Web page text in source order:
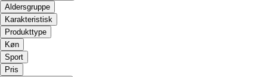
Aldersgruppe
Karakteristisk
Produkttype
Køn
Sport
Pris